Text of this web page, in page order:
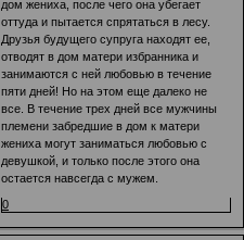
дом жениха, после чего она убегает
оттуда и пытается спрятаться в лесу.
Друзья будущего супруга находят ее,
отводят в дом матери избранника и
занимаются с ней любовью в течение
пяти дней! Но на этом еще далеко не
все. В течение трех дней все мужчины
племени забредшие в дом к матери
жениха могут заниматься любовью с
девушкой, и только после этого она
остается навсегда с мужем.
0